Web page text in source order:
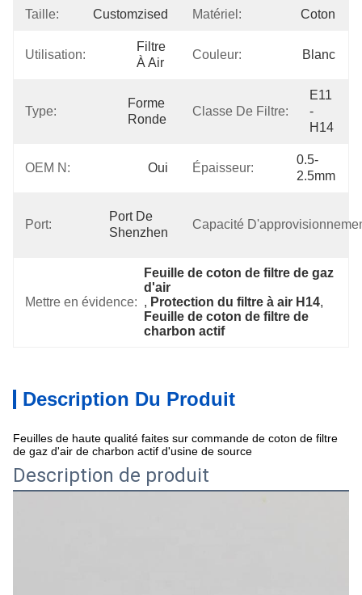
Taille: Customzised Matériel: Coton
Utilisation:
Filtre
À Air
Couleur: Blanc
Type:
Forme
Ronde
Classe De Filtre:
E11
-
H14
OEM N: Oui Épaisseur:
0.5-
2.5mm
Port:
Port De
Shenzhen
Capacité
Mettre en évidence:
Feuille de coton de filtre de gaz
d'air
, Protection du filtre à air H14,
Feuille de coton de filtre de
charbon actif
Description Du Produit
Feuilles de haute qualité faites sur commande de coton de filtre
de gaz d'air de charbon actif d'usine de source
Description de produit